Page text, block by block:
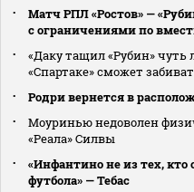
Матч РПЛ «Ростов» —
с ограничениями по
«Даку тащил «Рубин» чуть
«Спартаке» сможет
Родри вернется в
Моуринью недоволен
«Реала» Силвы
«Инфантино не из тех, кто
футбола» — Тебас